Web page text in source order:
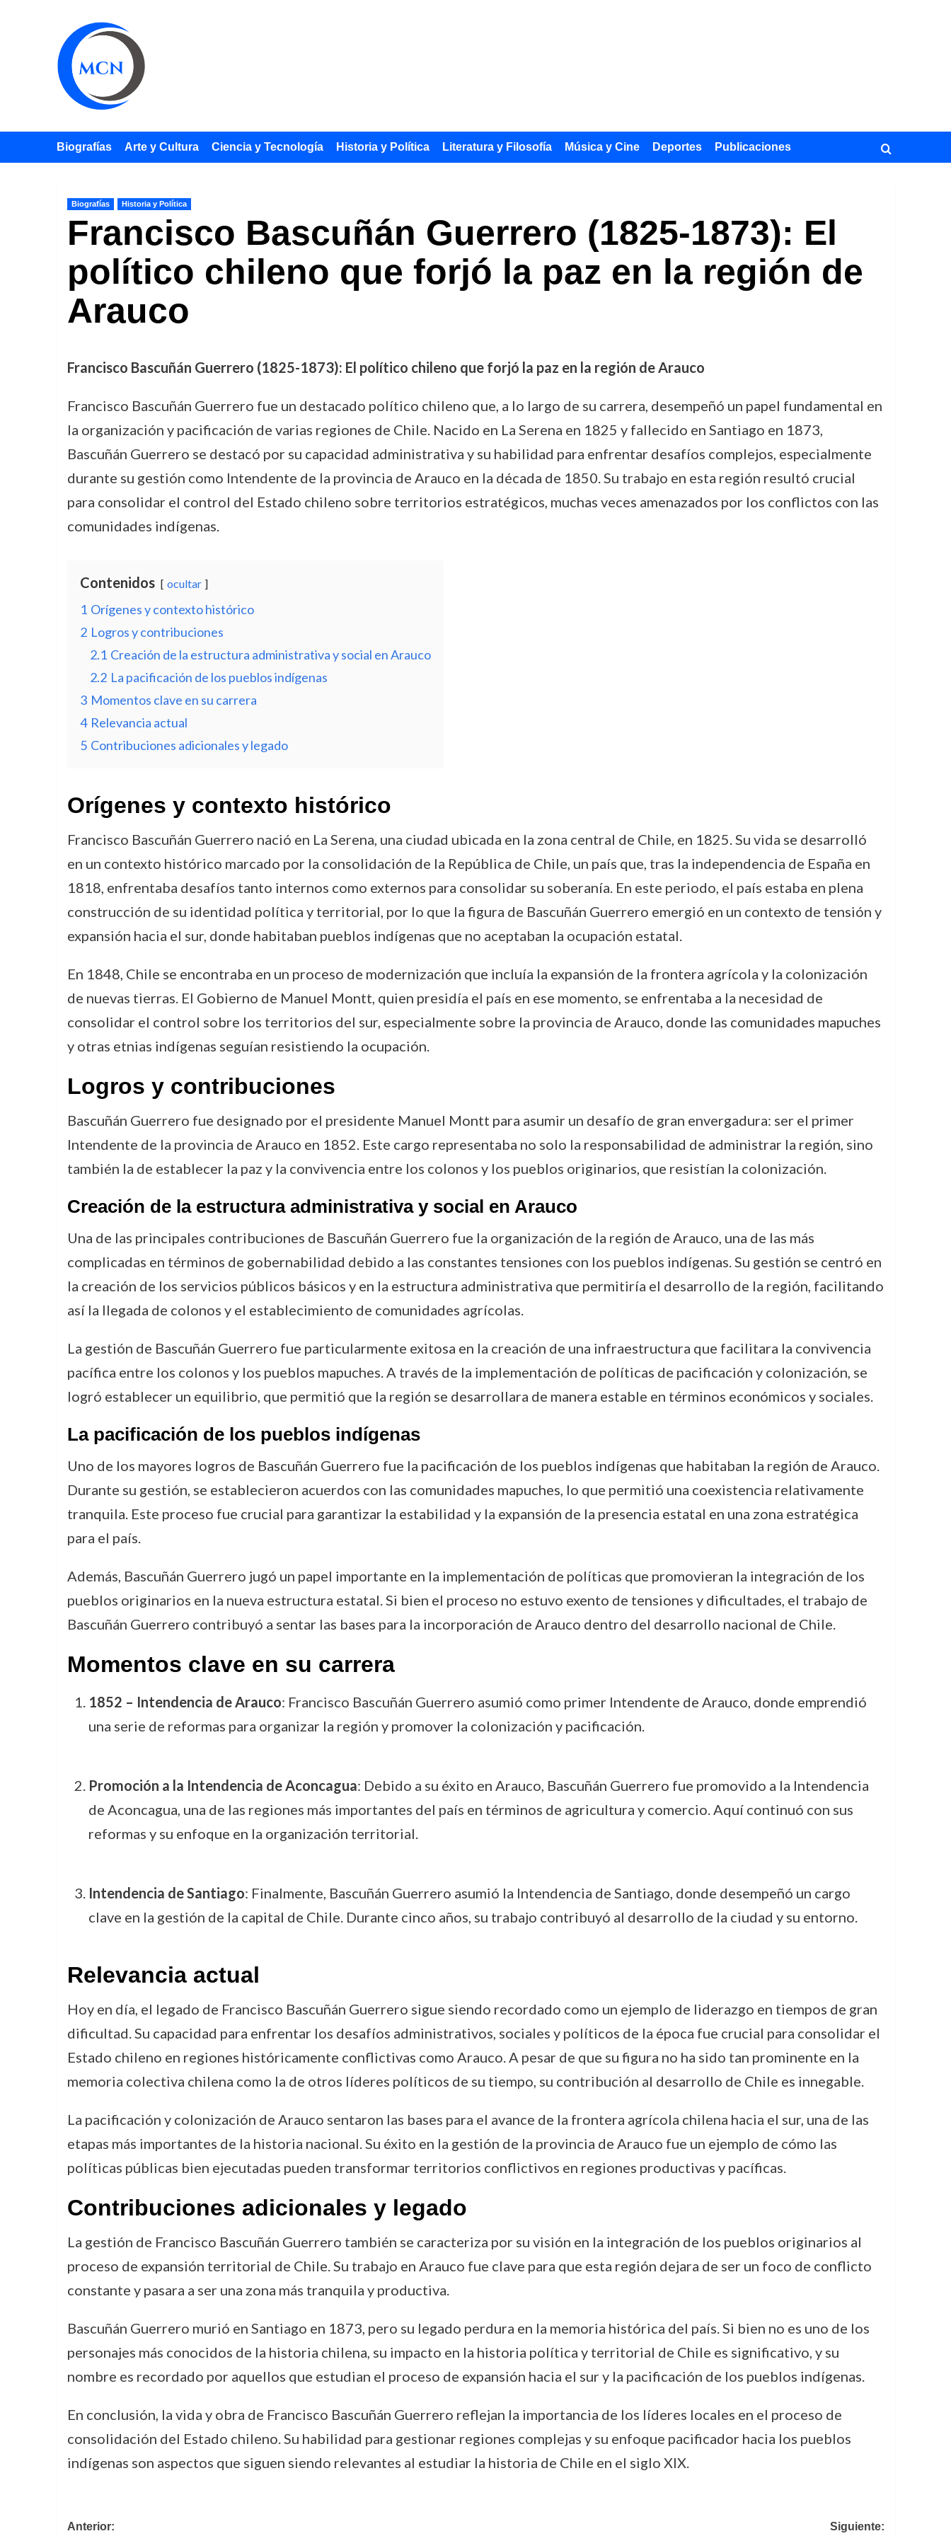
Biografías Arte y Cultura Ciencia y Tecnología Historia y Política Literatura y Filosofía Música y Cine Deportes Publicaciones
Biografías Historia y Política
Francisco Bascuñán Guerrero (1825-1873): El
político chileno que forjó la paz en la región de
Arauco
Francisco Bascuñán Guerrero (1825-1873): El político chileno que forjó la paz en la región de Arauco
Francisco Bascuñán Guerrero fue un destacado político chileno que, a lo largo de su carrera, desempeñó un papel fundamental en
la organización y pacificación de varias regiones de Chile. Nacido en La Serena en 1825 y fallecido en Santiago en 1873,
Bascuñán Guerrero se destacó por su capacidad administrativa y su habilidad para enfrentar desafíos complejos, especialmente
durante su gestión como Intendente de la provincia de Arauco en la década de 1850. Su trabajo en esta región resultó crucial
para consolidar el control del Estado chileno sobre territorios estratégicos, muchas veces amenazados por los conflictos con las
comunidades indígenas.
Contenidos ocultar
1 Orígenes y contexto histórico
2 Logros y contribuciones
2.1 Creación de la estructura administrativa y social en Arauco
2.2 La pacificación de los pueblos indígenas
3 Momentos clave en su carrera
4 Relevancia actual
5 Contribuciones adicionales y legado
Orígenes y contexto histórico
Francisco Bascuñán Guerrero nació en La Serena, una ciudad ubicada en la zona central de Chile, en 1825. Su vida se desarrolló
en un contexto histórico marcado por la consolidación de la República de Chile, un país que, tras la independencia de España en
1818, enfrentaba desafíos tanto internos como externos para consolidar su soberanía. En este periodo, el país estaba en plena
construcción de su identidad política y territorial, por lo que la figura de Bascuñán Guerrero emergió en un contexto de tensión y
expansión hacia el sur, donde habitaban pueblos indígenas que no aceptaban la ocupación estatal.
En 1848, Chile se encontraba en un proceso de modernización que incluía la expansión de la frontera agrícola y la colonización
de nuevas tierras. El Gobierno de Manuel Montt, quien presidía el país en ese momento, se enfrentaba a la necesidad de
consolidar el control sobre los territorios del sur, especialmente sobre la provincia de Arauco, donde las comunidades mapuches
y otras etnias indígenas seguían resistiendo la ocupación.
Logros y contribuciones
Bascuñán Guerrero fue designado por el presidente Manuel Montt para asumir un desafío de gran envergadura: ser el primer
Intendente de la provincia de Arauco en 1852. Este cargo representaba no solo la responsabilidad de administrar la región, sino
también la de establecer la paz y la convivencia entre los colonos y los pueblos originarios, que resistían la colonización.
Creación de la estructura administrativa y social en Arauco
Una de las principales contribuciones de Bascuñán Guerrero fue la organización de la región de Arauco, una de las más
complicadas en términos de gobernabilidad debido a las constantes tensiones con los pueblos indígenas. Su gestión se centró en
la creación de los servicios públicos básicos y en la estructura administrativa que permitiría el desarrollo de la región, facilitando
así la llegada de colonos y el establecimiento de comunidades agrícolas.
La gestión de Bascuñán Guerrero fue particularmente exitosa en la creación de una infraestructura que facilitara la convivencia
pacífica entre los colonos y los pueblos mapuches. A través de la implementación de políticas de pacificación y colonización, se
logró establecer un equilibrio, que permitió que la región se desarrollara de manera estable en términos económicos y sociales.
La pacificación de los pueblos indígenas
Uno de los mayores logros de Bascuñán Guerrero fue la pacificación de los pueblos indígenas que habitaban la región de Arauco.
Durante su gestión, se establecieron acuerdos con las comunidades mapuches, lo que permitió una coexistencia relativamente
tranquila. Este proceso fue crucial para garantizar la estabilidad y la expansión de la presencia estatal en una zona estratégica
para el país.
Además, Bascuñán Guerrero jugó un papel importante en la implementación de políticas que promovieran la integración de los
pueblos originarios en la nueva estructura estatal. Si bien el proceso no estuvo exento de tensiones y dificultades, el trabajo de
Bascuñán Guerrero contribuyó a sentar las bases para la incorporación de Arauco dentro del desarrollo nacional de Chile.
Momentos clave en su carrera
1852 – Intendencia de Arauco: Francisco Bascuñán Guerrero asumió como primer Intendente de Arauco, donde emprendió
una serie de reformas para organizar la región y promover la colonización y pacificación.
Promoción a la Intendencia de Aconcagua: Debido a su éxito en Arauco, Bascuñán Guerrero fue promovido a la Intendencia
de Aconcagua, una de las regiones más importantes del país en términos de agricultura y comercio. Aquí continuó con sus
reformas y su enfoque en la organización territorial.
Intendencia de Santiago: Finalmente, Bascuñán Guerrero asumió la Intendencia de Santiago, donde desempeñó un cargo
clave en la gestión de la capital de Chile. Durante cinco años, su trabajo contribuyó al desarrollo de la ciudad y su entorno.
Relevancia actual
Hoy en día, el legado de Francisco Bascuñán Guerrero sigue siendo recordado como un ejemplo de liderazgo en tiempos de gran
dificultad. Su capacidad para enfrentar los desafíos administrativos, sociales y políticos de la época fue crucial para consolidar el
Estado chileno en regiones históricamente conflictivas como Arauco. A pesar de que su figura no ha sido tan prominente en la
memoria colectiva chilena como la de otros líderes políticos de su tiempo, su contribución al desarrollo de Chile es innegable.
La pacificación y colonización de Arauco sentaron las bases para el avance de la frontera agrícola chilena hacia el sur, una de las
etapas más importantes de la historia nacional. Su éxito en la gestión de la provincia de Arauco fue un ejemplo de cómo las
políticas públicas bien ejecutadas pueden transformar territorios conflictivos en regiones productivas y pacíficas.
Contribuciones adicionales y legado
La gestión de Francisco Bascuñán Guerrero también se caracteriza por su visión en la integración de los pueblos originarios al
proceso de expansión territorial de Chile. Su trabajo en Arauco fue clave para que esta región dejara de ser un foco de conflicto
constante y pasara a ser una zona más tranquila y productiva.
Bascuñán Guerrero murió en Santiago en 1873, pero su legado perdura en la memoria histórica del país. Si bien no es uno de los
personajes más conocidos de la historia chilena, su impacto en la historia política y territorial de Chile es significativo, y su
nombre es recordado por aquellos que estudian el proceso de expansión hacia el sur y la pacificación de los pueblos indígenas.
En conclusión, la vida y obra de Francisco Bascuñán Guerrero reflejan la importancia de los líderes locales en el proceso de
consolidación del Estado chileno. Su habilidad para gestionar regiones complejas y su enfoque pacificador hacia los pueblos
indígenas son aspectos que siguen siendo relevantes al estudiar la historia de Chile en el siglo XIX.
Navegación
Anterior: Siguiente: